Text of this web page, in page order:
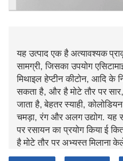
यह उत्पाद एक है अत्यावश्यक
सामग्री, जिसका उपयोग
मिथाइल हेप्टीन कीटोन, आदि के
सकता है, और है मोटे तौर पर
जाता है, बेहतर स्याही,
चमड़ा, रंग और अलग उद्योग. यह
पर रसायन का प्रयोग किया ई
है मोटे तौर पर अभ्यस्त मिलाना
यह कर सकते हैं इसके अतिरिक्त